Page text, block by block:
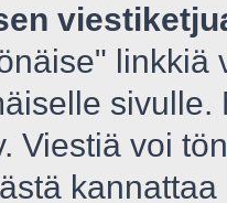
linkkiä
Viestiä voi